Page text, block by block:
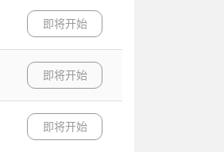
即将开始
即将开始
即将开始